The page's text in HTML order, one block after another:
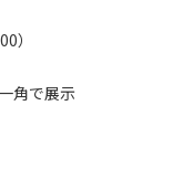
）
角で展示